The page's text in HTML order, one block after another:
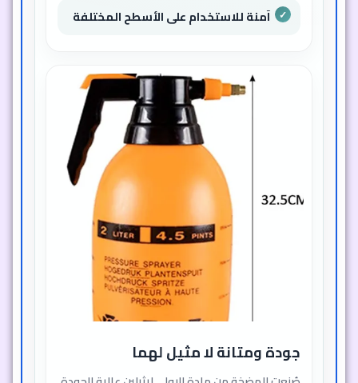
آمنة للاستخدام على الأسطح المختلفة
جودة ومتانة لا مثيل لهما